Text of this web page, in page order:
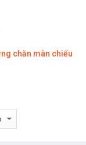
chăn màn chiếu